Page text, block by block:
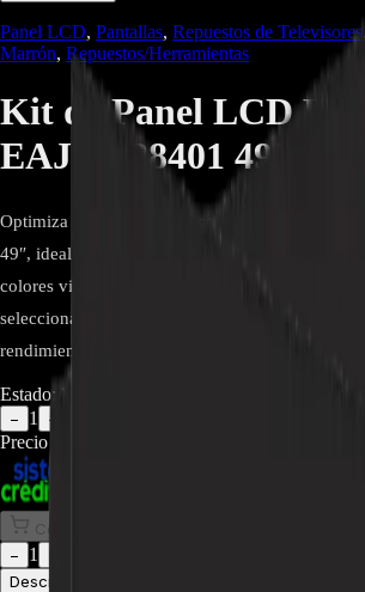
Panel LCD, Pantallas, Repuestos de Televisores,
Marrón, Repuestos/Herramientas
Kit de Panel LCD LG
EAJ65328401 49" -
Optimiza tu Smart TV LG con el Kit de Panel
49″, ideal para reparaciones de alta calidad.
colores vibrantes, asegurando compatibilidad
seleccionados. Fácil instalación y materiales de
rendimiento excepcional.
Estado: Agotado
− 1 +
Precio Regular:
Comprar en línea
−
1
Descripción